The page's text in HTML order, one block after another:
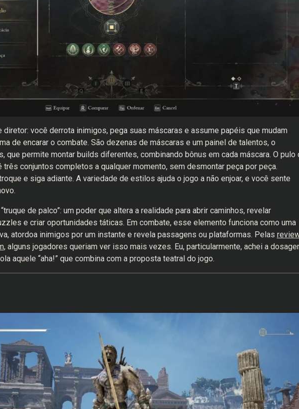
diretor: você derrota inimigos, pega suas máscaras e assume papéis que mudam
de encarar o combate. São dezenas de máscaras e um painel de talentos, o
que permite montar builds diferentes, combinando bônus em cada máscara. O pulo
três conjuntos completos a qualquer momento, sem desmontar peça por peça.
e siga adiante. A variedade de estilos ajuda o jogo a não enjoar, e você sente
de palco”: um poder que altera a realidade para abrir caminhos, revelar
e criar oportunidades táticas. Em combate, esse elemento funciona como uma
atordoa inimigos por um instante e revela passagens ou plataformas. Pelas
, alguns jogadores queriam ver isso mais vezes. Eu, particularmente, achei a
aquele “aha!” que combina com a proposta teatral do jogo.